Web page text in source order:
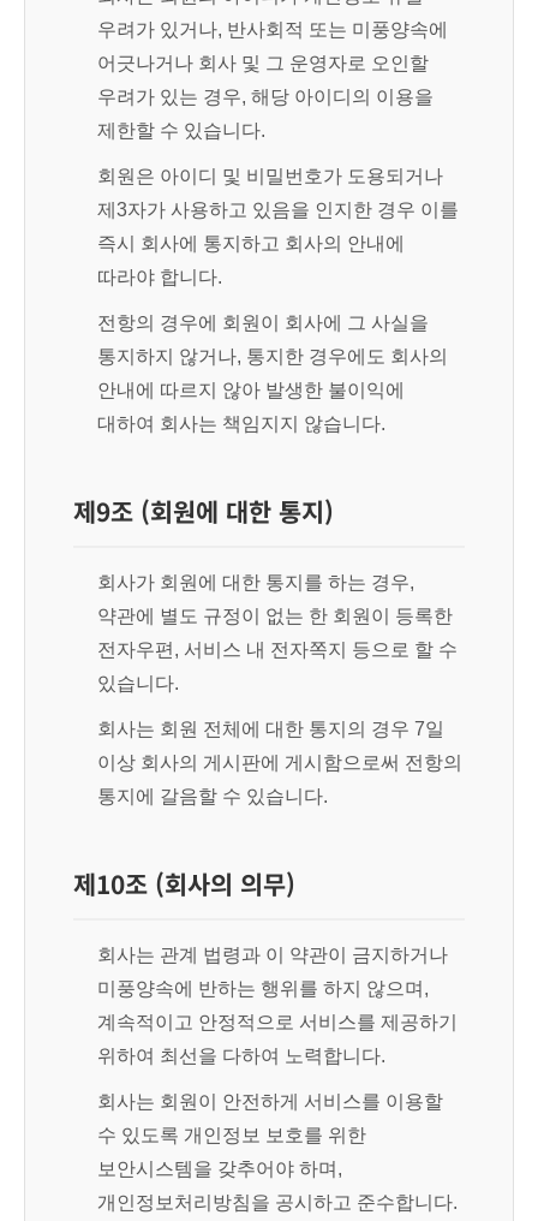
우려가 있거나, 반사회적 또는 미풍양속에
어긋나거나 회사 및 그 운영자로 오인할
우려가 있는 경우, 해당 아이디의 이용을
제한할 수 있습니다.
회원은 아이디 및 비밀번호가 도용되거나
제3자가 사용하고 있음을 인지한 경우 이를
즉시 회사에 통지하고 회사의 안내에
따라야 합니다.
전항의 경우에 회원이 회사에 그 사실을
통지하지 않거나, 통지한 경우에도 회사의
안내에 따르지 않아 발생한 불이익에
대하여 회사는 책임지지 않습니다.
제9조 (회원에 대한 통지)
회사가 회원에 대한 통지를 하는 경우,
약관에 별도 규정이 없는 한 회원이 등록한
전자우편, 서비스 내 전자쪽지 등으로 할 수
있습니다.
회사는 회원 전체에 대한 통지의 경우 7일
이상 회사의 게시판에 게시함으로써 전항의
통지에 갈음할 수 있습니다.
제10조 (회사의 의무)
회사는 관계 법령과 이 약관이 금지하거나
미풍양속에 반하는 행위를 하지 않으며,
계속적이고 안정적으로 서비스를 제공하기
위하여 최선을 다하여 노력합니다.
회사는 회원이 안전하게 서비스를 이용할
수 있도록 개인정보 보호를 위한
보안시스템을 갖추어야 하며,
개인정보처리방침을 공시하고 준수합니다.